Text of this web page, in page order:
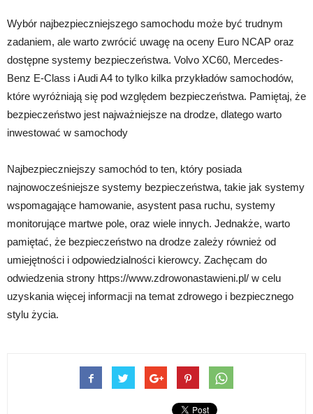
Wybór najbezpieczniejszego samochodu może być trudnym
zadaniem, ale warto zwrócić uwagę na oceny Euro NCAP oraz
dostępne systemy bezpieczeństwa. Volvo XC60, Mercedes-
Benz E-Class i Audi A4 to tylko kilka przykładów samochodów,
które wyróżniają się pod względem bezpieczeństwa. Pamiętaj, że
bezpieczeństwo jest najważniejsze na drodze, dlatego warto
inwestować w samochody
Najbezpieczniejszy samochód to ten, który posiada
najnowocześniejsze systemy bezpieczeństwa, takie jak systemy
wspomagające hamowanie, asystent pasa ruchu, systemy
monitorujące martwe pole, oraz wiele innych. Jednakże, warto
pamiętać, że bezpieczeństwo na drodze zależy również od
umiejętności i odpowiedzialności kierowcy. Zachęcam do
odwiedzenia strony https://www.zdrowonastawieni.pl/ w celu
uzyskania więcej informacji na temat zdrowego i bezpiecznego
stylu życia.